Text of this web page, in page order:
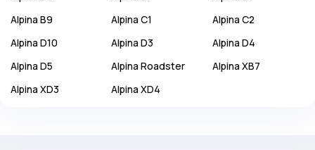
Alpina B9 Alpina C1 Alpina C2
Alpina D10 Alpina D3 Alpina D4
Alpina D5 Alpina Roadster Alpina XB7
Alpina XD3 Alpina XD4